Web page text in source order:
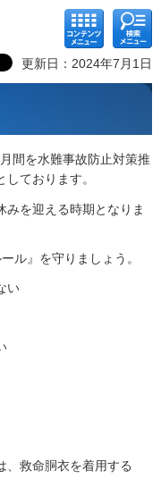
コンテ
ンツメ
ニュー
検索メ
ニュー
更新日：2024年7月1日
間を水難事故防止対策推
ております。
みを迎える時期となりま
ル』を守りましょう。
い
救命胴衣を着用する